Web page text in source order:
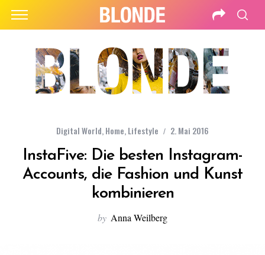
Digital World,Home,Lifestyle 2. Mai 2016
InstaFive: Die besten Instagram-
Accounts, die Fashion und Kunst
kombinieren
by Anna Weilberg